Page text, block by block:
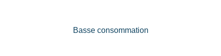
Basse consommation